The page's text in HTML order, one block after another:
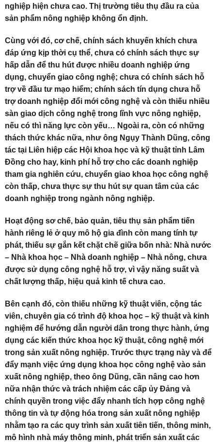
nghiệp hiện chưa cao. Thị trường tiêu thụ đầu ra của
sản phẩm nông nghiệp không ổn định.
Cùng với đó, cơ chế, chính sách khuyến khích chưa
đáp ứng kịp thời cụ thể, chưa có chính sách thực sự
hấp dẫn để thu hút được nhiều doanh nghiệp ứng
dụng, chuyển giao công nghệ; chưa có chính sách hỗ
trợ về đầu tư mạo hiểm; chính sách tín dụng chưa hỗ
trợ doanh nghiệp đổi mới công nghệ và còn thiếu nhiều
sàn giao dịch công nghệ trong lĩnh vực nông nghiệp,
nếu có thì năng lực còn yếu… Ngoài ra, còn có những
thách thức khác nữa, như ông Ngụy Thành Dũng, công
tác tại Liên hiệp các Hội khoa học và kỹ thuật tỉnh Lâm
Đồng cho hay, kinh phí hỗ trợ cho các doanh nghiệp
tham gia nghiên cứu, chuyển giao khoa học công nghệ
còn thấp, chưa thực sự thu hút sự quan tâm của các
doanh nghiệp trong ngành nông nghiệp.
Hoạt động sơ chế, bảo quản, tiêu thụ sản phẩm tiến
hành riêng lẻ ở quy mô hộ gia đình còn mang tính tự
phát, thiếu sự gắn kết chặt chẽ giữa bốn nhà: Nhà nước
– Nhà khoa học – Nhà doanh nghiệp – Nhà nông, chưa
được sử dụng công nghệ hỗ trợ, vì vậy năng suất và
chất lượng thấp, hiệu quả kinh tế chưa cao.
Bên cạnh đó, còn thiếu những kỹ thuật viên, cộng tác
viên, chuyên gia có trình độ khoa học – kỹ thuật và kinh
nghiệm để hướng dẫn người dân trong thực hành, ứng
dụng các kiến thức khoa học kỹ thuật, công nghệ mới
trong sản xuất nông nghiệp. Trước thực trạng này và để
đẩy mạnh việc ứng dụng khoa học công nghệ vào sản
xuất nông nghiệp, theo ông Dũng, cần nâng cao hơn
nữa nhận thức và trách nhiệm các cấp ủy Đảng và
chính quyền trong việc đẩy nhanh tích hợp công nghệ
thông tin và tự động hóa trong sản xuất nông nghiệp
nhằm tạo ra các quy trình sản xuất tiên tiến, thông minh,
mô hình nhà máy thông minh, phát triển sản xuất các